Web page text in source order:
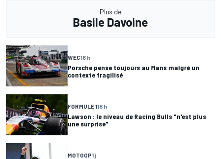
Plus de
Basile Davoine
WEC16 h
Porsche pense toujours au Mans malgré un
contexte fragilisé
FORMULE 118 h
Lawson : le niveau de Racing Bulls "n'est plus
une surprise"
MOTOGP1 j